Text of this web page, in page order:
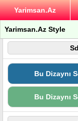
Yarimsan.Az
Yarimsan.Az Style
Bu Dizaynı
Bu Dizaynı